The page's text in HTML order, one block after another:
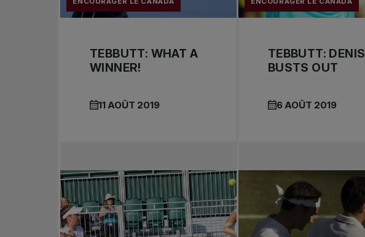
TEBBUTT: WHAT A
WINNER!
11 AOÛT 2019
TEBBUTT: DENIS
BUSTS OUT
6 AOÛT 2019